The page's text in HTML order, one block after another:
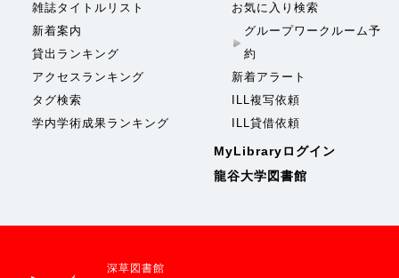
雑誌タイトルリスト
新着案内
貸出ランキング
アクセスランキング
タグ検索
学内学術成果ランキング
お気に入り検索
グループワークルーム予
約
新着アラート
ILL複写依頼
ILL貸借依頼
MyLibraryログイン
龍谷大学図書館
深草図書館